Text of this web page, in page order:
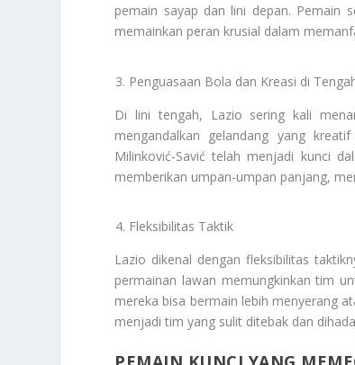
pemain sayap dan lini depan. Pemain
memainkan peran krusial dalam
Penguasaan Bola dan Kreasi di
Di lini tengah, Lazio sering kali
mengandalkan gelandang yang
Milinković-Savić telah menjadi kunci
memberikan umpan-umpan panjang,
Fleksibilitas Taktik
Lazio dikenal dengan fleksibilitas
permainan lawan memungkinkan tim
mereka bisa bermain lebih menyerang
menjadi tim yang sulit ditebak dan